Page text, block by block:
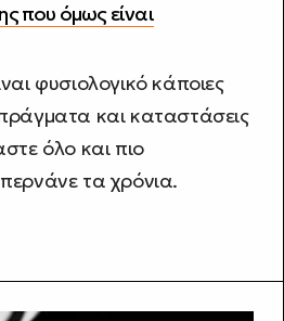
που όμως είναι
φυσιολογικό κάποιες
και καταστάσεις
όλο και πιο
τα χρόνια.